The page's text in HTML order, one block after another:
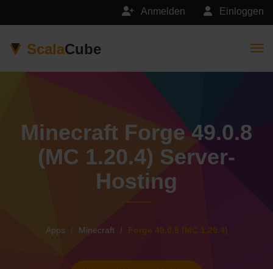
Einloggen
Anmelden
ScalaCube
Minecraft Forge 49.0.8
(MC 1.20.4) Server-
Hosting
Apps Minecraft Forge 49.0.8 (MC 1.20.4)